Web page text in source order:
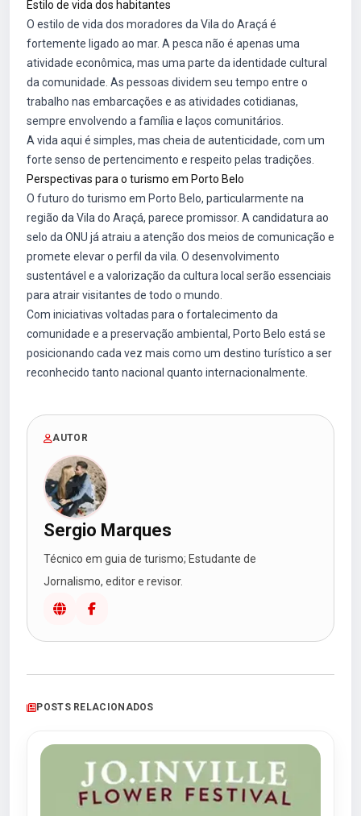
Estilo de vida dos habitantes
O estilo de vida dos moradores da Vila do Araçá é
fortemente ligado ao mar. A pesca não é apenas uma
atividade econômica, mas uma parte da identidade cultural
da comunidade. As pessoas dividem seu tempo entre o
trabalho nas embarcações e as atividades cotidianas,
sempre envolvendo a família e laços comunitários.
A vida aqui é simples, mas cheia de autenticidade, com um
forte senso de pertencimento e respeito pelas tradições.
Perspectivas para o turismo em Porto Belo
O futuro do turismo em Porto Belo, particularmente na
região da Vila do Araçá, parece promissor. A candidatura ao
selo da ONU já atraiu a atenção dos meios de comunicação e
promete elevar o perfil da vila. O desenvolvimento
sustentável e a valorização da cultura local serão essenciais
para atrair visitantes de todo o mundo.
Com iniciativas voltadas para o fortalecimento da
comunidade e a preservação ambiental, Porto Belo está se
posicionando cada vez mais como um destino turístico a ser
reconhecido tanto nacional quanto internacionalmente.
AUTOR
Sergio Marques
Técnico em guia de turismo; Estudante de
Jornalismo, editor e revisor.
POSTS RELACIONADOS